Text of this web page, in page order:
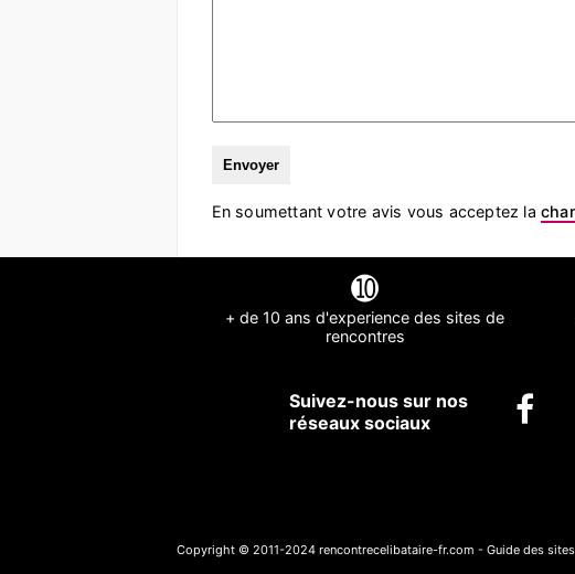
En soumettant votre avis vous acceptez la
➓
+ de 10 ans d'experience des sites de
rencontres
Suivez-nous sur nos
réseaux sociaux
Copyright © 2011-2024 rencontrecelibataire-fr.com - Guide des